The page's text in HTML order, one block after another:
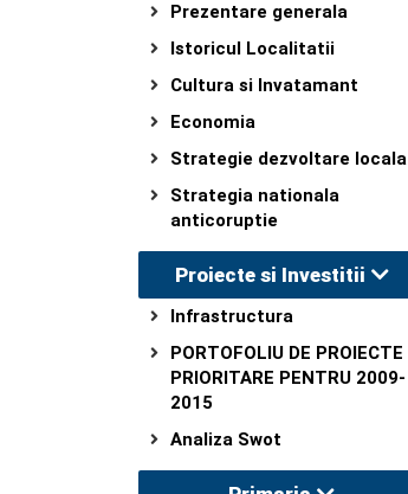
Prezentare generala
Istoricul Localitatii
Cultura si Invatamant
Economia
Strategie dezvoltare locala
Strategia nationala
anticoruptie
Proiecte si Investitii
Infrastructura
PORTOFOLIU DE PROIECTE
PRIORITARE PENTRU 2009-
2015
Analiza Swot